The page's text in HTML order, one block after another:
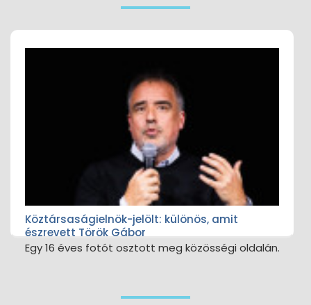
Köztársaságielnök-jelölt: különös, amit
észrevett Török Gábor
Egy 16 éves fotót osztott meg közösségi oldalán.